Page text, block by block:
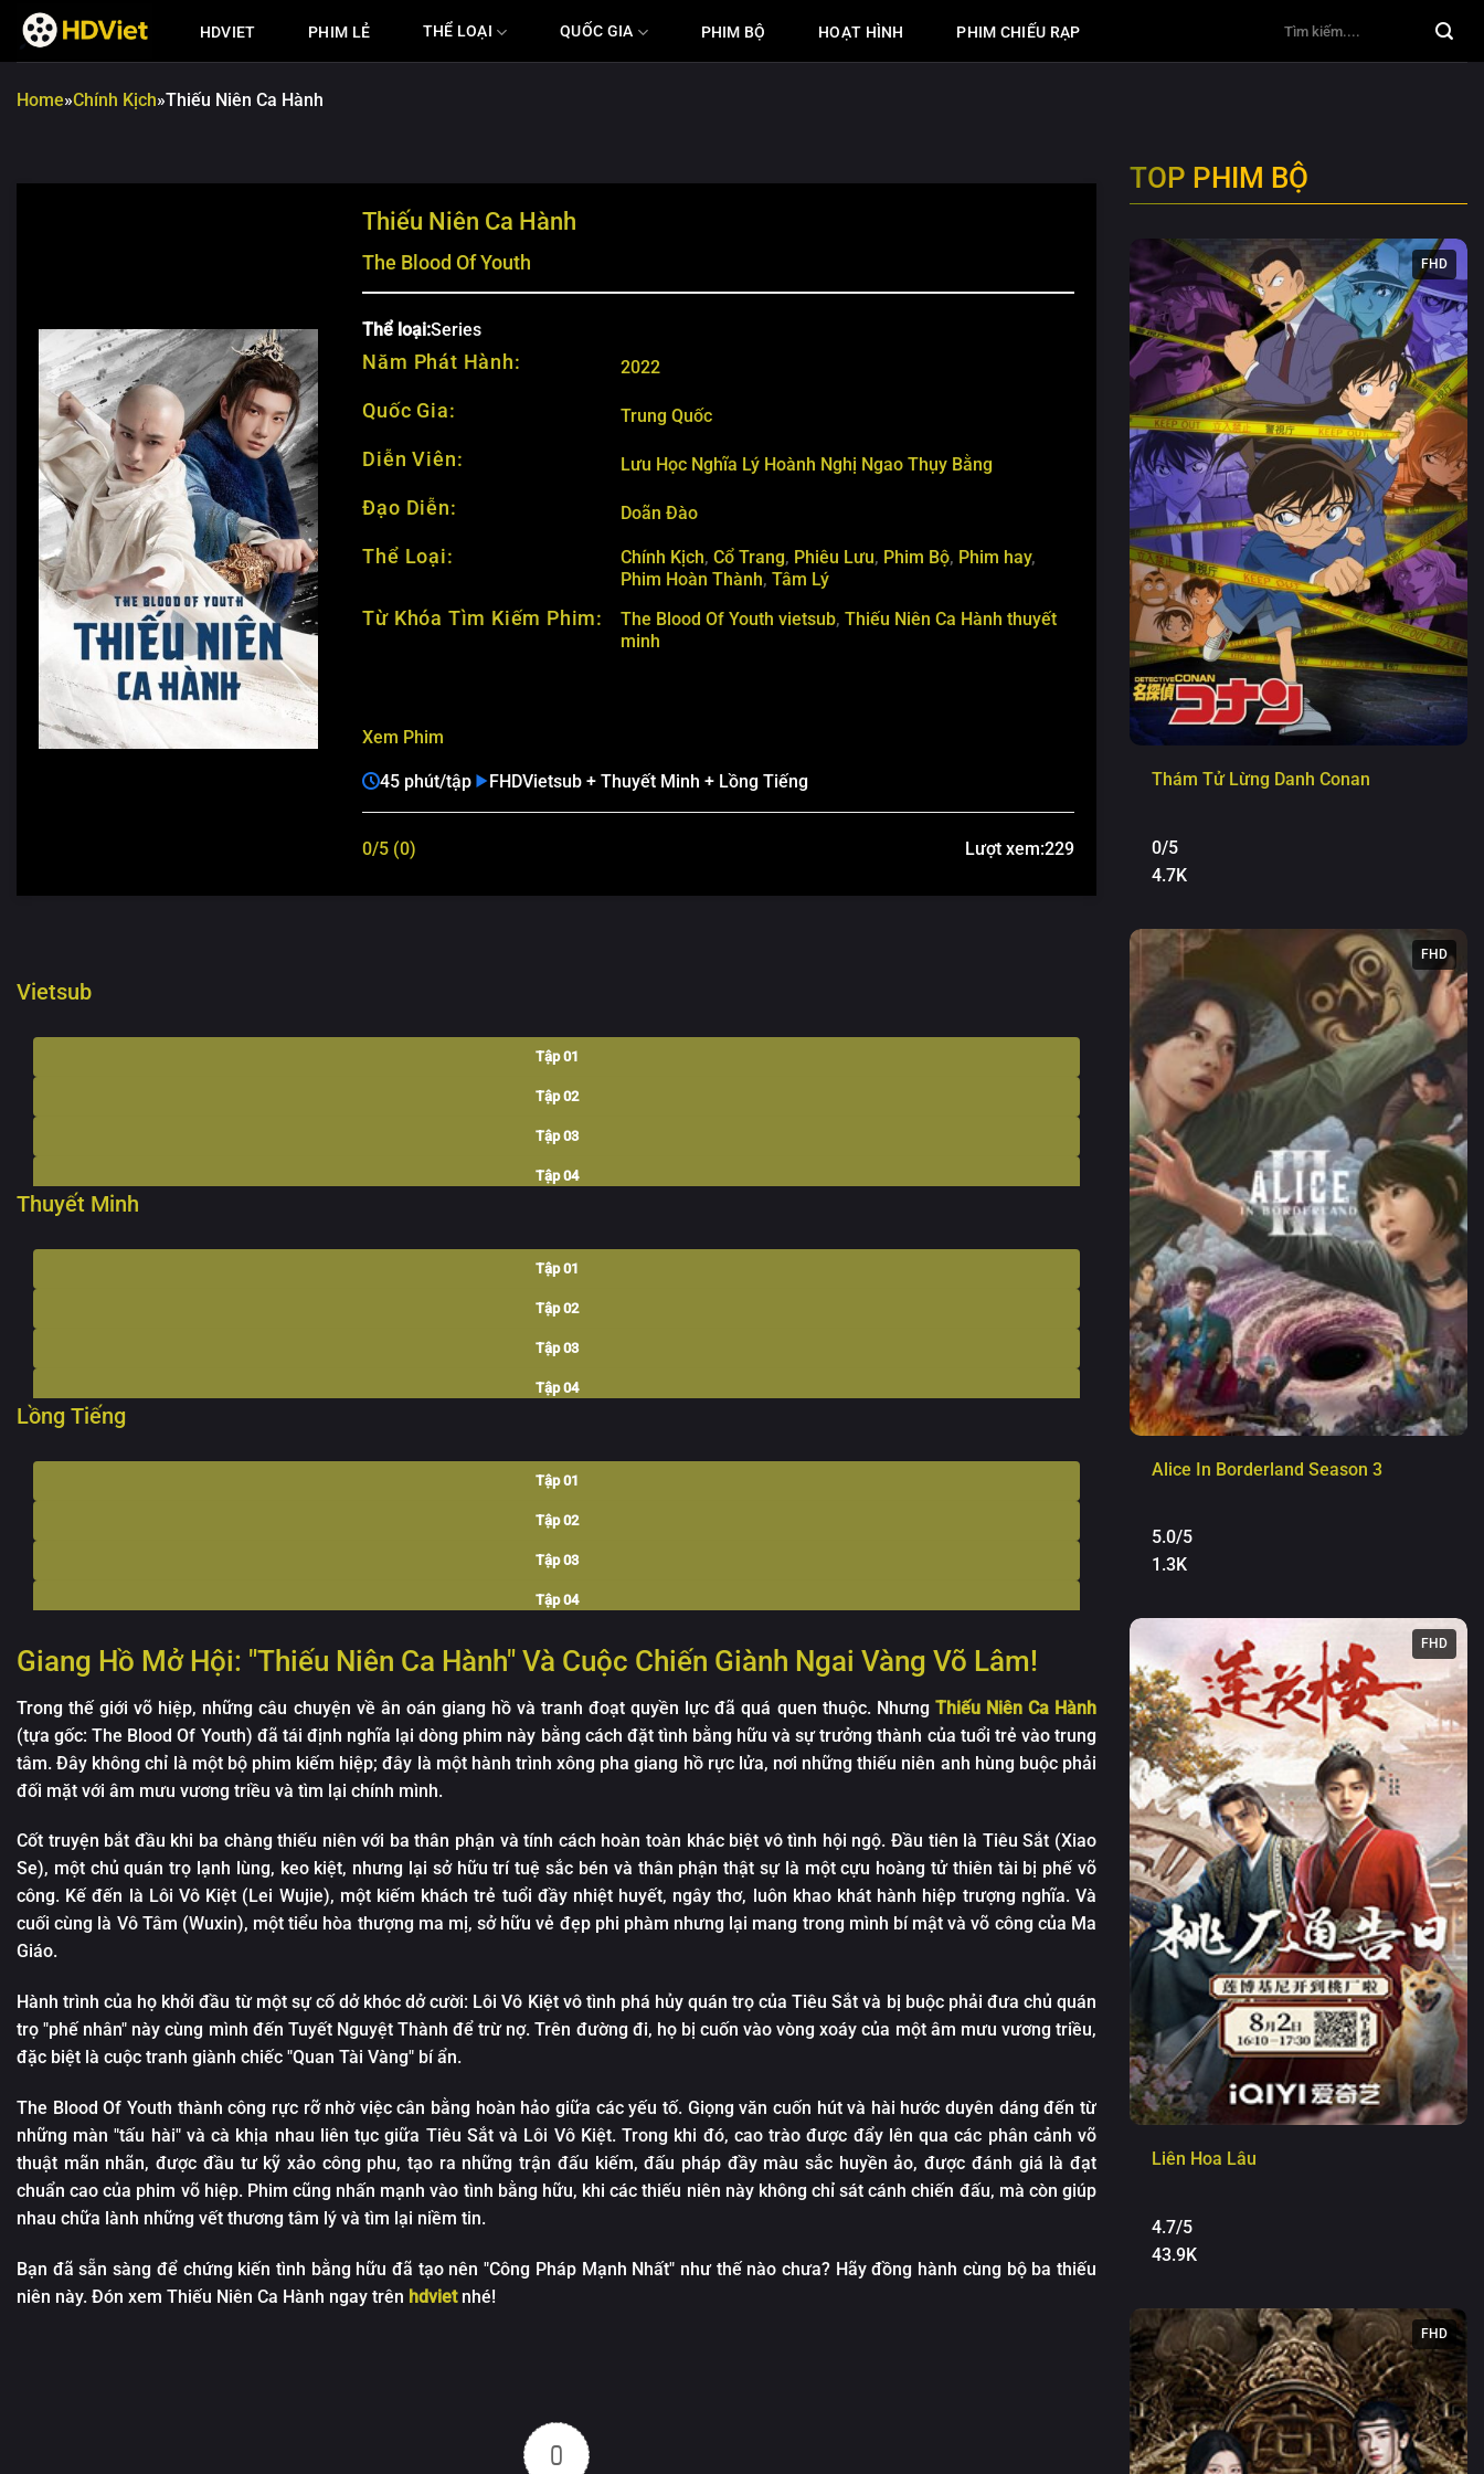
Chuyển
đến
nội
dung
HDVIET PHIM LẺ THỂ LOẠI QUỐC GIA PHIM BỘ HOẠT HÌNH PHIM CHIẾU RẠP
Home»Chính Kịch»Thiếu Niên Ca Hành
Thiếu Niên Ca Hành
The Blood Of Youth
Thể loại:Series
Năm Phát Hành: 2022
Quốc Gia: Trung Quốc
Diễn Viên: Lưu Học Nghĩa Lý Hoành Nghị Ngao Thụy Bằng
Đạo Diễn: Doãn Đào
Thể Loại: Chính Kịch,Cổ Trang, Phiêu Lưu, Phim Bộ, Phim hay,
Phim Hoàn Thành,Tâm Lý
Từ Khóa Tìm Kiếm Phim: The Blood Of Youth vietsub,Thiếu Niên Ca Hành thuyết
minh
Xem Phim
45 phút/tập FHDVietsub + Thuyết Minh + Lồng Tiếng
0/5 (0) Lượt xem:229
Vietsub
Tập 01
Tập 02
Tập 03
Tập 04
Tập 12
Tập 13
Tập 14
Tập 15
Tập 16
Tập 18
Tập 19
Tập 21
Tập 22
Tập 23
Tập 25
Tập 28
Tập 29
Tập 36
Thuyết Minh
Tập 01
Tập 02
Tập 03
Tập 04
Tập 11
Tập 12
Tập 13
Tập 16
Tập 17
Tập 20
Tập 22
Tập 23
Tập 24
Tập 26
Tập 30
Tập 31
Lồng Tiếng
Tập 01
Tập 02
Tập 03
Tập 04
Tập 07
Tập 08
Tập 10
Tập 11
Tập 12
Tập 14
Tập 15
Tập 17
Tập 18
Tập 19
Tập 21
Tập 25
Giang Hồ Mở Hội: "Thiếu Niên Ca Hành" Và Cuộc Chiến Giành Ngai Vàng Võ Lâm!
Trong thế giới võ hiệp, những câu chuyện về ân oán giang hồ và tranh đoạt quyền lực đã quá quen thuộc. Nhưng Thiếu Niên Ca Hành
(tựa gốc: The Blood Of Youth) đã tái định nghĩa lại dòng phim này bằng cách đặt tình bằng hữu và sự trưởng thành của tuổi trẻ vào trung
tâm. Đây không chỉ là một bộ phim kiếm hiệp; đây là một hành trình xông pha giang hồ rực lửa, nơi những thiếu niên anh hùng buộc phải
đối mặt với âm mưu vương triều và tìm lại chính mình.
Cốt truyện bắt đầu khi ba chàng thiếu niên với ba thân phận và tính cách hoàn toàn khác biệt vô tình hội ngộ. Đầu tiên là Tiêu Sắt (Xiao
Se), một chủ quán trọ lạnh lùng, keo kiệt, nhưng lại sở hữu trí tuệ sắc bén và thân phận thật sự là một cựu hoàng tử thiên tài bị phế võ
công. Kế đến là Lôi Vô Kiệt (Lei Wujie), một kiếm khách trẻ tuổi đầy nhiệt huyết, ngây thơ, luôn khao khát hành hiệp trượng nghĩa. Và
cuối cùng là Vô Tâm (Wuxin), một tiểu hòa thượng ma mị, sở hữu vẻ đẹp phi phàm nhưng lại mang trong mình bí mật và võ công của Ma
Giáo.
Hành trình của họ khởi đầu từ một sự cố dở khóc dở cười: Lôi Vô Kiệt vô tình phá hủy quán trọ của Tiêu Sắt và bị buộc phải đưa chủ quán
trọ "phế nhân" này cùng mình đến Tuyết Nguyệt Thành để trừ nợ. Trên đường đi, họ bị cuốn vào vòng xoáy của một âm mưu vương triều,
đặc biệt là cuộc tranh giành chiếc "Quan Tài Vàng" bí ẩn.
The Blood Of Youth thành công rực rỡ nhờ việc cân bằng hoàn hảo giữa các yếu tố. Giọng văn cuốn hút và hài hước duyên dáng đến từ
những màn "tấu hài" và cà khịa nhau liên tục giữa Tiêu Sắt và Lôi Vô Kiệt. Trong khi đó, cao trào được đẩy lên qua các phân cảnh võ
thuật mãn nhãn, được đầu tư kỹ xảo công phu, tạo ra những trận đấu kiếm, đấu pháp đầy màu sắc huyền ảo, được đánh giá là đạt
chuẩn cao của phim võ hiệp. Phim cũng nhấn mạnh vào tình bằng hữu, khi các thiếu niên này không chỉ sát cánh chiến đấu, mà còn giúp
nhau chữa lành những vết thương tâm lý và tìm lại niềm tin.
Bạn đã sẵn sàng để chứng kiến tình bằng hữu đã tạo nên "Công Pháp Mạnh Nhất" như thế nào chưa? Hãy đồng hành cùng bộ ba thiếu
niên này. Đón xem Thiếu Niên Ca Hành ngay trên hdvietnhé!
0
TOP PHIM BỘ
FHD
Thám Tử Lừng Danh Conan
0/5
4.7K
FHD
Alice In Borderland Season 3
5.0/5
1.3K
FHD
Liên Hoa Lâu
4.7/5
43.9K
FHD